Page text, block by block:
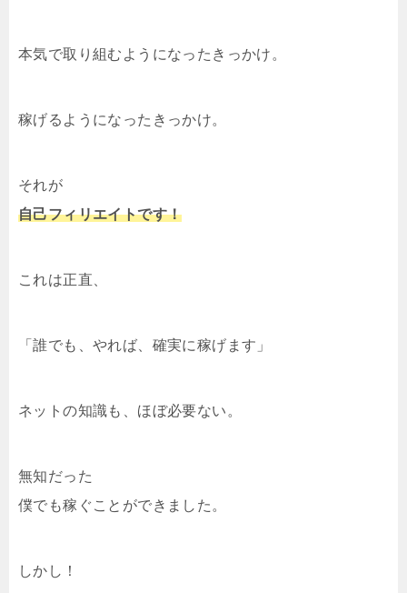
本気で取り組むようになったきっかけ。
稼げるようになったきっかけ。
それが
自己フィリエイトです！
これは正直、
「誰でも、やれば、確実に稼げます」
ネットの知識も、ほぼ必要ない。
無知だった
僕でも稼ぐことができました。
しかし！